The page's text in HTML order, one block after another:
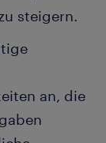
steigern.
an, die